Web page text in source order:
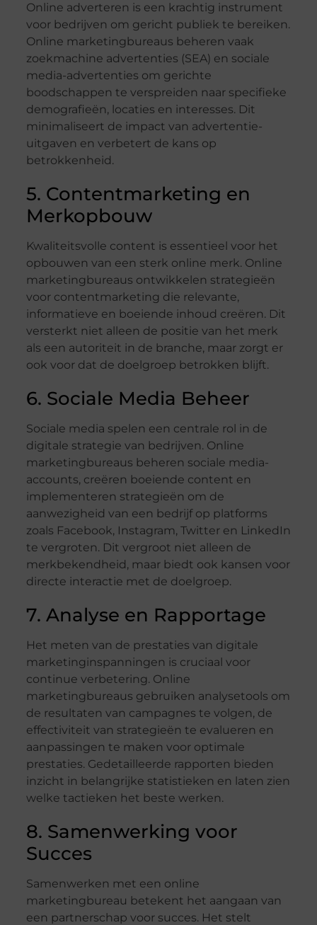
Online adverteren is een krachtig instrument
voor bedrijven om gericht publiek te bereiken.
Online marketingbureaus beheren vaak
zoekmachine advertenties (SEA) en sociale
media-advertenties om gerichte
boodschappen te verspreiden naar specifieke
demografieën, locaties en interesses. Dit
minimaliseert de impact van advertentie-
uitgaven en verbetert de kans op
betrokkenheid.
5. Contentmarketing en
Merkopbouw
Kwaliteitsvolle content is essentieel voor het
opbouwen van een sterk online merk. Online
marketingbureaus ontwikkelen strategieën
voor contentmarketing die relevante,
informatieve en boeiende inhoud creëren. Dit
versterkt niet alleen de positie van het merk
als een autoriteit in de branche, maar zorgt er
ook voor dat de doelgroep betrokken blijft.
6. Sociale Media Beheer
Sociale media spelen een centrale rol in de
digitale strategie van bedrijven. Online
marketingbureaus beheren sociale media-
accounts, creëren boeiende content en
implementeren strategieën om de
aanwezigheid van een bedrijf op platforms
zoals Facebook, Instagram, Twitter en LinkedIn
te vergroten. Dit vergroot niet alleen de
merkbekendheid, maar biedt ook kansen voor
directe interactie met de doelgroep.
7. Analyse en Rapportage
Het meten van de prestaties van digitale
marketinginspanningen is cruciaal voor
continue verbetering. Online
marketingbureaus gebruiken analysetools om
de resultaten van campagnes te volgen, de
effectiviteit van strategieën te evalueren en
aanpassingen te maken voor optimale
prestaties. Gedetailleerde rapporten bieden
inzicht in belangrijke statistieken en laten zien
welke tactieken het beste werken.
8. Samenwerking voor
Succes
Samenwerken met een online
marketingbureau betekent het aangaan van
een partnerschap voor succes. Het stelt